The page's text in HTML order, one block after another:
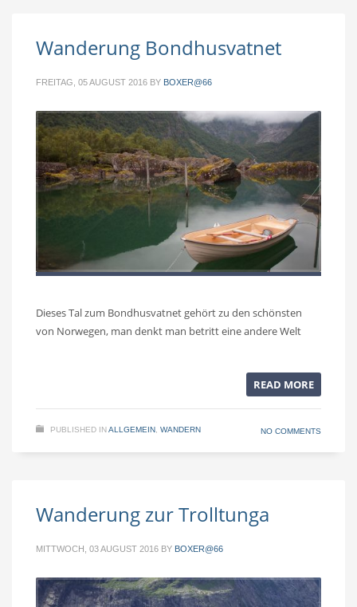
Wanderung Bondhusvatnet
FREITAG, 05 AUGUST 2016 BY BOXER@66
Dieses Tal zum Bondhusvatnet gehört zu den schönsten
von Norwegen, man denkt man betritt eine andere Welt
READ MORE
PUBLISHED INALLGEMEIN WANDERN NO COMMENTS
Wanderung zur Trolltunga
MITTWOCH, 03 AUGUST 2016 BY BOXER@66